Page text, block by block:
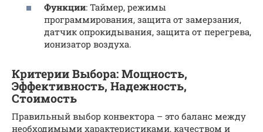
Функции: Таймер, режимы
программирования, защита от замерзания,
датчик опрокидывания, защита от перегрева,
ионизатор воздуха.
Критерии Выбора: Мощность,
Эффективность, Надежность,
Стоимость
Правильный выбор конвектора – это баланс между
необходимыми характеристиками, качеством и